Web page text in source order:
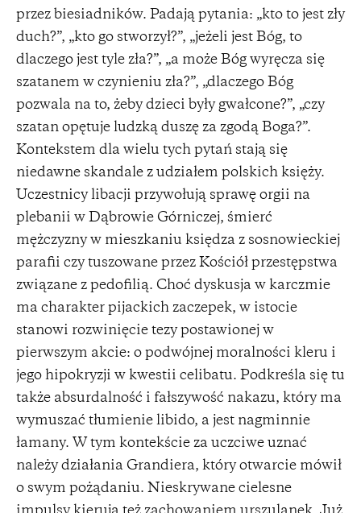
przez biesiadników. Padają pytania: „kto to jest zły
duch?”, „kto go stworzył?”, „jeżeli jest Bóg, to
dlaczego jest tyle zła?”, „a może Bóg wyręcza się
szatanem w czynieniu zła?”, „dlaczego Bóg
pozwala na to, żeby dzieci były gwałcone?”, „czy
szatan opętuje ludzką duszę za zgodą Boga?”.
Kontekstem dla wielu tych pytań stają się
niedawne skandale z udziałem polskich księży.
Uczestnicy libacji przywołują sprawę orgii na
plebanii w Dąbrowie Górniczej, śmierć
mężczyzny w mieszkaniu księdza z sosnowieckiej
parafii czy tuszowane przez Kościół przestępstwa
związane z pedofilią. Choć dyskusja w karczmie
ma charakter pijackich zaczepek, w istocie
stanowi rozwinięcie tezy postawionej w
pierwszym akcie: o podwójnej moralności kleru i
jego hipokryzji w kwestii celibatu. Podkreśla się tu
także absurdalność i fałszywość nakazu, który ma
wymuszać tłumienie libido, a jest nagminnie
łamany. W tym kontekście za uczciwe uznać
należy działania Grandiera, który otwarcie mówił
o swym pożądaniu. Nieskrywane cielesne